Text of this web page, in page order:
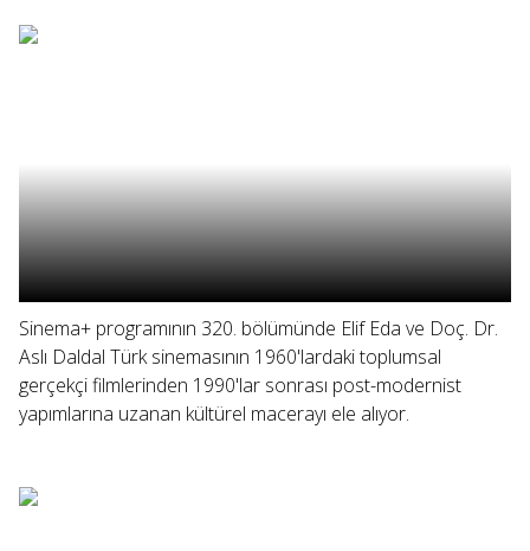
Sinema+ programının 320. bölümünde Elif Eda ve Doç. Dr.
Aslı Daldal Türk sinemasının 1960'lardaki toplumsal
gerçekçi filmlerinden 1990'lar sonrası post-modernist
yapımlarına uzanan kültürel macerayı ele alıyor.